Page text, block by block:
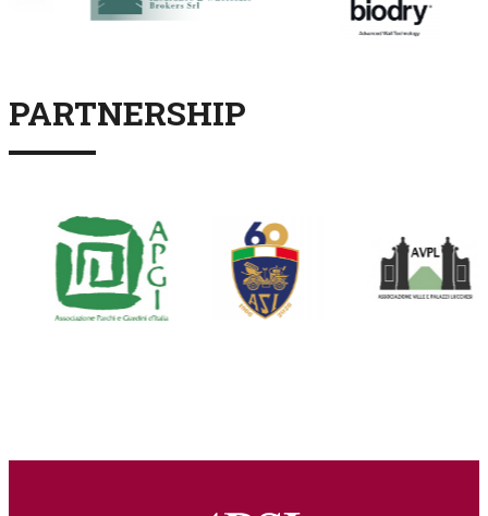
PARTNERSHIP